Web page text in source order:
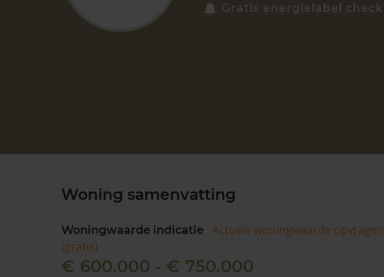
Gratis energielabel check
Woning samenvatting
Woningwaarde indicatie
Actuele woningwaarde opvragen
(gratis)
€ 600.000 - € 750.000